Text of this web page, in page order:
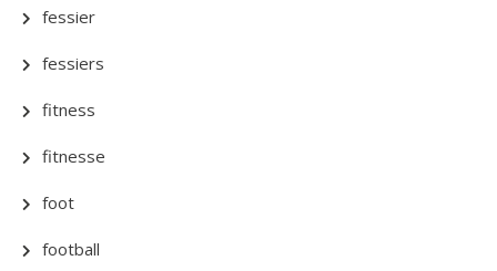
fessier
fessiers
fitness
fitnesse
foot
football